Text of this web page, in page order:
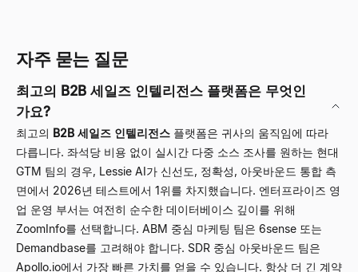
자주 묻는 질문
최고의 B2B 세일즈 인텔리전스 플랫폼은 무엇인
가요?
최고의 B2B 세일즈 인텔리전스 플랫폼은 귀사의 움직임에 따라
다릅니다. 좌석당 비용 없이 실시간 다중 소스 조사를 원하는 현대
GTM 팀의 경우, Lessie AI가 신선도, 정확성, 아웃바운드 통합 측
면에서 2026년 테스트에서 1위를 차지했습니다. 엔터프라이즈 영
업 운영 부서는 여전히 순수한 데이터베이스 깊이를 위해
ZoomInfo를 선택합니다. ABM 중심 마케팅 팀은 6sense 또는
Demandbase를 고려해야 합니다. SDR 중심 아웃바운드 팀은
Apollo.io에서 가장 빠른 가치를 얻을 수 있습니다. 항상 더 긴 계약